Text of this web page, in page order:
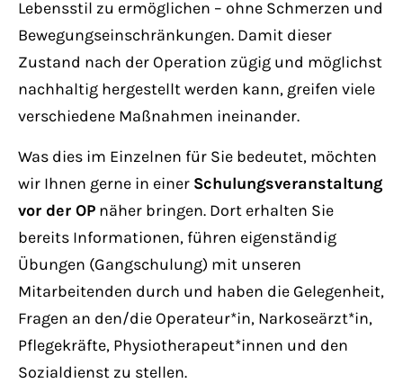
Cybersteel Inc.
376-293 City Road, Suite 600
San Francisco, CA 94102
+44 1234 567 890
Drop us a line
info@yourdomain.com
About us
Lorem ipsum dolor sit amet, consectetuer
adipiscing elit.
Lebensstil zu ermöglichen – ohne Schmerzen und
Bewegungseinschränkungen. Damit dieser
Zustand nach der Operation zügig und möglichst
nachhaltig hergestellt werden kann, greifen viele
verschiedene Maßnahmen ineinander.
Was dies im Einzelnen für Sie bedeutet, möchten
wir Ihnen gerne in einer Schulungsveranstaltung
vor der OP näher bringen. Dort erhalten Sie
bereits Informationen, führen eigenständig
Übungen (Gangschulung) mit unseren
Mitarbeitenden durch und haben die Gelegenheit,
Fragen an den/die Operateur*in, Narkoseärzt*in,
Pflegekräfte, Physiotherapeut*innen und den
Sozialdienst zu stellen.